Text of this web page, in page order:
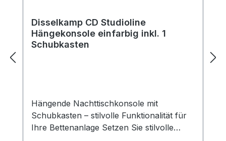
Disselkamp CD Studioline
Hängekonsole einfarbig inkl. 1
Schubkasten
Hängende Nachttischkonsole mit
Schubkasten – stilvolle Funktionalität für
Ihre Bettenanlage Setzen Sie stilvolle